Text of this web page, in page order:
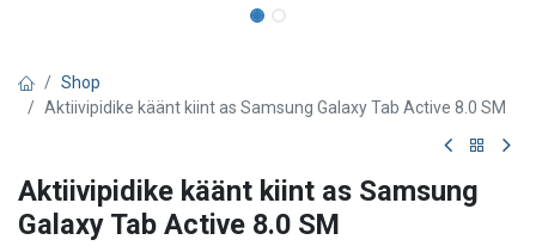
Shop
Aktiivipidike käänt kiint as Samsung Galaxy Tab Active 8.0 SM
Aktiivipidike käänt kiint as Samsung
Galaxy Tab Active 8.0 SM